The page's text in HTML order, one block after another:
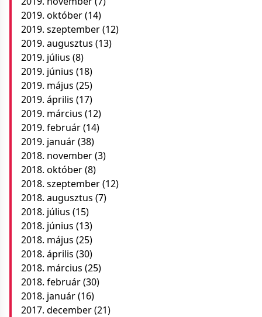
2019. október(14)
2019. szeptember(12)
2019. augusztus (13)
2019. július (8)
2019. június (18)
2019. május (25)
2019. április (17)
2019. március (12)
2019. február(14)
2019. január(38)
2018. november(3)
2018. október(8)
2018. szeptember(12)
2018. augusztus (7)
2018. július (15)
2018. június (13)
2018. május (25)
2018. április (30)
2018. március (25)
2018. február(30)
2018. január(16)
2017. december(21)